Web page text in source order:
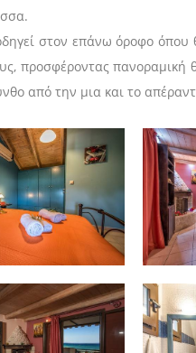
στον επάνω όροφο
προσφέροντας
από την μια και το